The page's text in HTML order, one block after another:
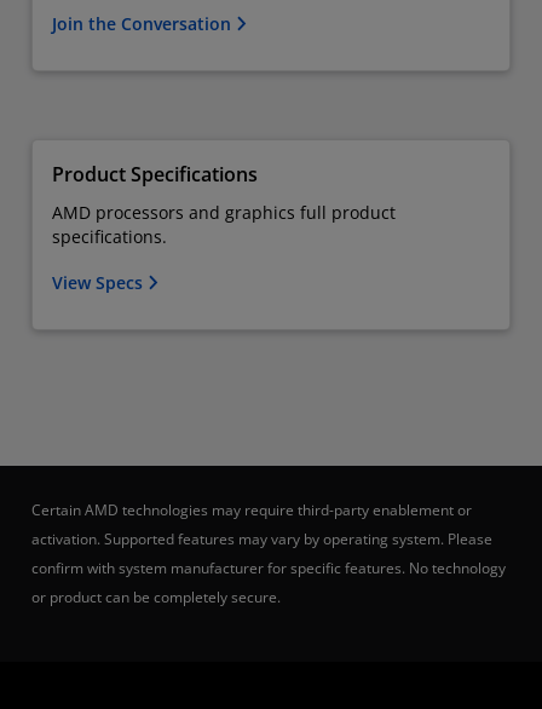
Join the Conversation
Product Specifications
AMD processors and graphics full product
specifications.
View Specs
Certain AMD technologies may require third-party enablement or
activation. Supported features may vary by operating system. Please
confirm with system manufacturer for specific features. No technology
or product can be completely secure.